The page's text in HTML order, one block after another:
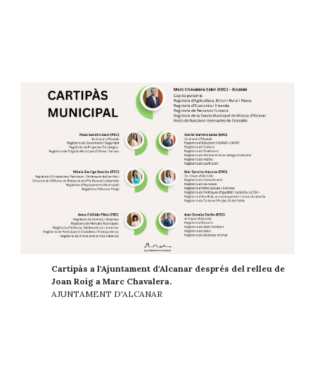
Cartipàs a l'Ajuntament d'Alcanar després del relleu de
Joan Roig a Marc Chavalera.
AJUNTAMENT D'ALCANAR